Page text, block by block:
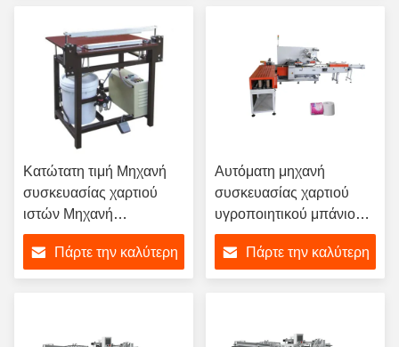
Κατώτατη τιμή Μηχανή
συσκευασίας χαρτιού
ιστών Μηχανή
σφράγισης πλαστικών
σακουλών 10-20
σακουλάκια/λεπτο
Πάρτε την καλύτερη
Αυτόματη μηχανή
συσκευασίας χαρτιού
υγροποιητικού μπάνιου
με ανάμεικτη κίνηση
τύπου 380V 50Hz
Πάρτε την καλύτερη